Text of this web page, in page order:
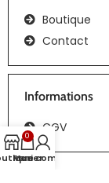
Boutique
Contact
Informations
CGV
0
Panier
Mon compte